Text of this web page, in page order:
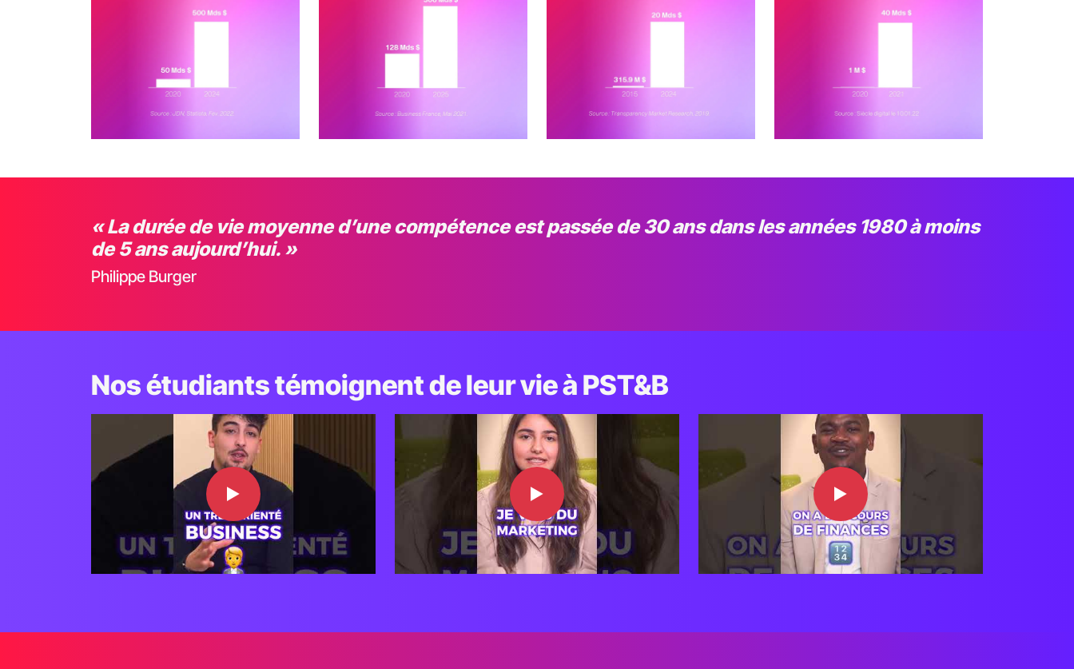
« La durée de vie moyenne d’une compétence est passée de 30 ans dans les années 1980 à moins
de 5 ans aujourd’hui. »
Philippe Burger
Nos étudiants témoignent de leur vie à PST&B